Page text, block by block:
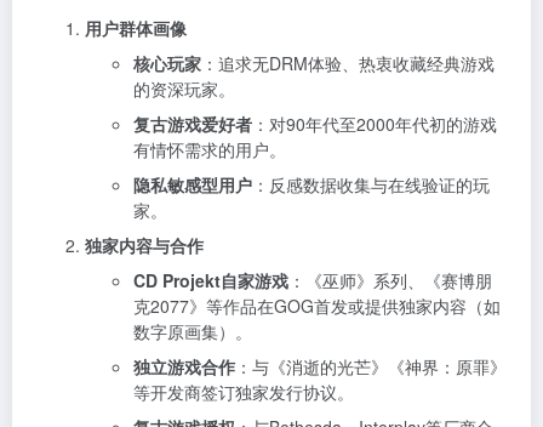
用户群体画像
核心玩家 ：追求无DRM体验、热衷收藏经典游戏
的资深玩家。
复古游戏爱好者 ：对90年代至2000年代初的游戏
有情怀需求的用户。
隐私敏感型用户 ：反感数据收集与在线验证的玩
家。
独家内容与合作
CD Projekt自家游戏 ：《巫师》系列、《赛博朋
克2077》等作品在GOG首发或提供独家内容（如
数字原画集）。
独立游戏合作 ：与《消逝的光芒》《神界：原罪》
等开发商签订独家发行协议。